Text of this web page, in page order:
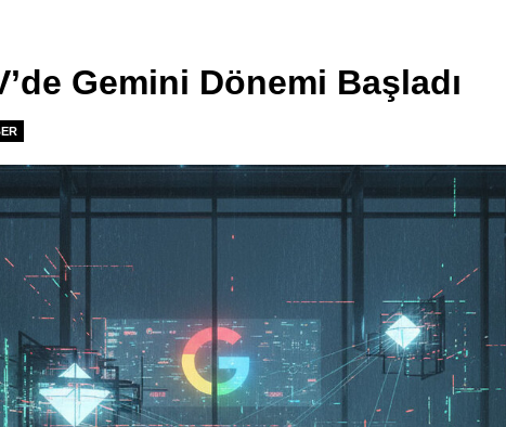
Gemini Dönemi Başladı